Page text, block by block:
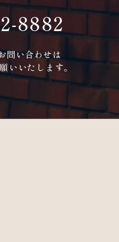
8882
問い合わせは
いいたします。